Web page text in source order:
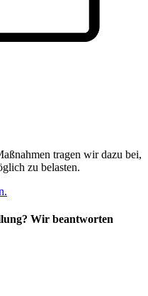
tragen wir dazu bei,
zu belasten.
Wir beantworten